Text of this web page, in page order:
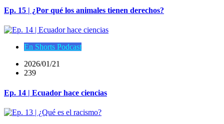
Ep. 15 | ¿Por qué los animales tienen derechos?
En Shorts Podcast
2026/01/21
239
Ep. 14 | Ecuador hace ciencias